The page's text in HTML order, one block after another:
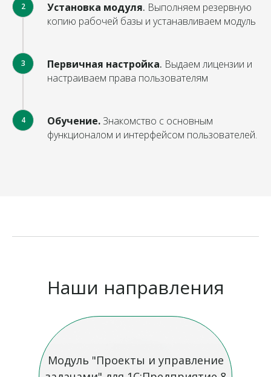
2 Установка модуля. Выполняем резервную
копию рабочей базы и устанавливаем модуль
3 Первичная настройка. Выдаем лицензии и
настраиваем права пользователям
4 Обучение.Знакомство с основным
функционалом и интерфейсом пользователей.
Наши направления
Модуль "Проекты и управление